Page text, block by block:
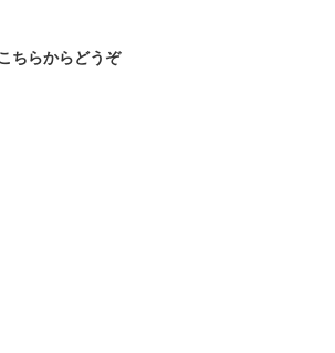
ちらからどうぞ